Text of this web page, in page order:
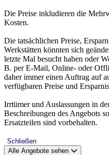
Die Preise inkludieren die
Kosten.
Die tatsächlichen Preise,
Werkstätten könnten sich
letzte Mal besucht haben oder
B. per E-Mail, Online- oder
daher immer einen Auftrag auf
verfügbaren Preise und
Irrtümer und Auslassungen in
Beschreibungen des Angebots
Ersatzteilen sind vorbehalten.
Schließen
Alle Angebote sehen